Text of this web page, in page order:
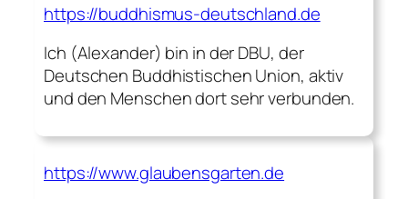
https://buddhismus-deutschland.de
Ich (Alexander) bin in der DBU, der
Deutschen Buddhistischen Union, aktiv
und den Menschen dort sehr verbunden.
https://www.glaubensgarten.de